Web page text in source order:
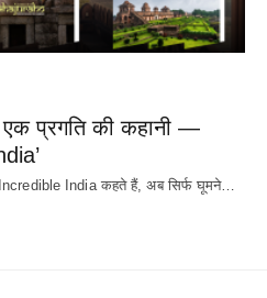
प्रगति की कहानी —
India कहते हैं, अब सिर्फ घूमने…